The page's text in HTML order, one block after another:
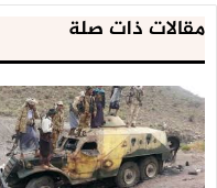
مقالات ذات صلة